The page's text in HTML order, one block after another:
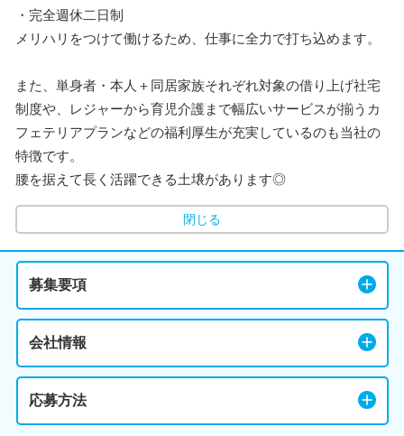
・完全週休二日制
メリハリをつけて働けるため、仕事に全力で打ち込めます。
また、単身者・本人＋同居家族それぞれ対象の借り上げ社宅
制度や、レジャーから育児介護まで幅広いサービスが揃うカ
フェテリアプランなどの福利厚生が充実しているのも当社の
特徴です。
腰を据えて長く活躍できる土壌があります◎
閉じる
募集要項
会社情報
応募方法